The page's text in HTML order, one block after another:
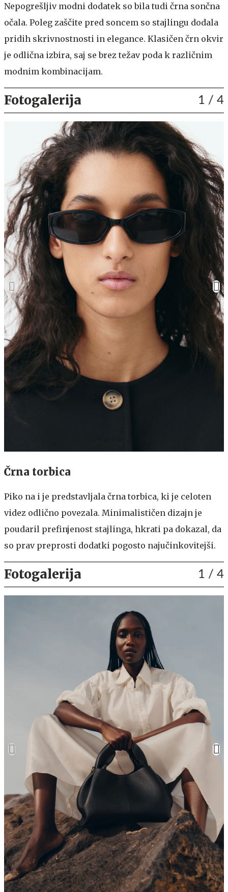
Nepogrešljiv modni dodatek so bila tudi črna sončna
očala. Poleg zaščite pred soncem so stajlingu dodala
pridih skrivnostnosti in elegance. Klasičen črn okvir
je odlična izbira, saj se brez težav poda k različnim
modnim kombinacijam.
Fotogalerija 1 / 4
Črna torbica
Piko na i je predstavljala črna torbica, ki je celoten
videz odlično povezala. Minimalističen dizajn je
poudaril prefinjenost stajlinga, hkrati pa dokazal, da
so prav preprosti dodatki pogosto najučinkovitejši.
Fotogalerija 1 / 4